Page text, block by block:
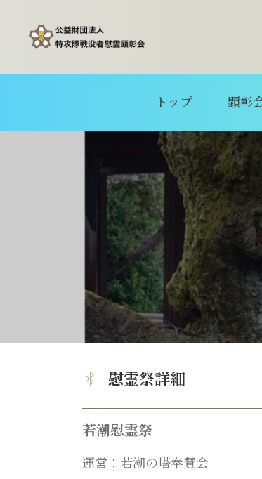
トップ 顕彰
慰霊祭詳細
若潮慰霊祭
運営：若潮の塔奉賛会